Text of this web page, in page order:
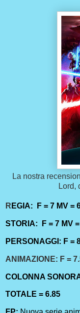
La nostra
Lord,
R EGIA: F = 7 MV =
STORIA: F = 7 MV
PERSONAGGI: F =
ANIMAZIONE: F =
COLONNA
TOTALE = 6.85